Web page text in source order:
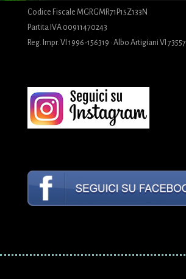
Codice Fiscale MGRGMR71P15Z133N
Partita IVA 00911470243
Reg. Impr. VI 1996-156319 · Albo Artigiani VI 73557